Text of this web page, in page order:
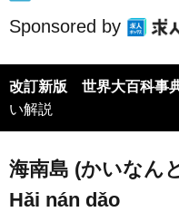
Sponsored by
改訂新版 世界大百科事
い解説
海南島 (かいなん
Hǎi nán dǎo